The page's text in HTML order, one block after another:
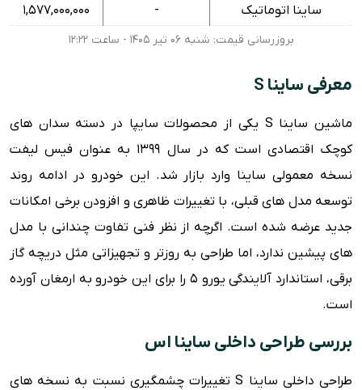
امکانات ایمنی
ویژگی های رفاهی
مزایا و معایب
ساینا اتوماتیک -
1,577,000,000
بروزرسانی قیمت: شنبه ۰۶ تیر ۱۴۰۵ - ساعت ۱۲:۲۲
معرفی ساینا S
ماشین ساینا S یکی از محصولات سایپا در دسته سدان های
کوچک اقتصادی است که در سال ۱۳۹۹ به عنوان فیس لیفت
نسخه معمولی ساینا وارد بازار شد. این خودرو در ادامه روند
توسعه مدل های قبلی، با تغییرات ظاهری و افزودن برخی امکانات
جدید عرضه شده است. اگرچه از نظر فنی تفاوت چندانی با مدل
های پیشین ندارد، اما طراحی به روزتر و تجهیزاتی مثل دریچه گاز
برقی، استاندارد آلایندگی یورو ۵ را برای این خودرو به ارمغان آورده
است.
بررسی طراحی داخلی ساینا اس
طراحی داخلی ساینا S تغییرات چشمگیری نسبت به نسخه های